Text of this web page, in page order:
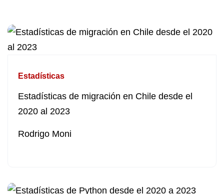
Estadísticas
Estadísticas de migración en Chile desde el
2020 al 2023
Rodrigo Moni